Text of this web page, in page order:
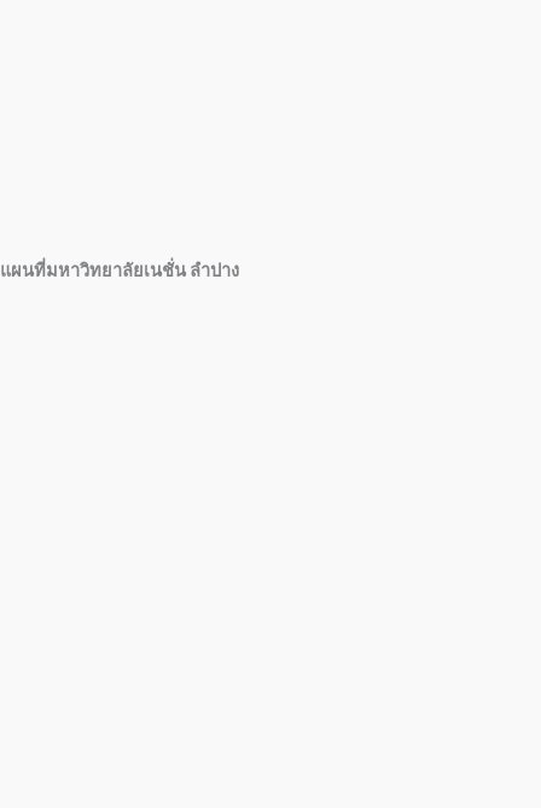
แผนที่มหาวิทยาลัยเนชั่น ลำปาง